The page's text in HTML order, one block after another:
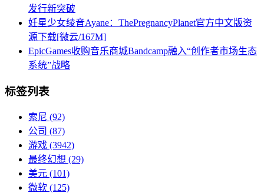
发行新突破
妊星少女绫音Ayane：ThePregnancyPlanet官方中文版资
源下载[微云/167M]
EpicGames收购音乐商城Bandcamp融入“创作者市场生态
系统”战略
标签列表
索尼 (92)
公司 (87)
游戏 (3942)
最终幻想 (29)
美元 (101)
微软 (125)